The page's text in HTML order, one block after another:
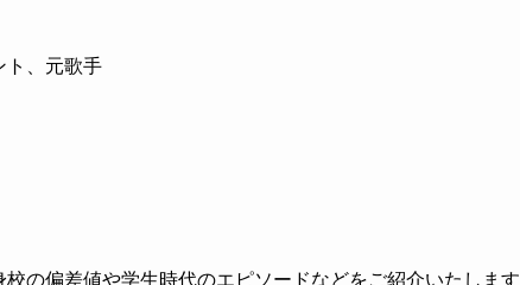
ト、元歌手
校の偏差値や学生時代のエピソードなどをご紹介いたします